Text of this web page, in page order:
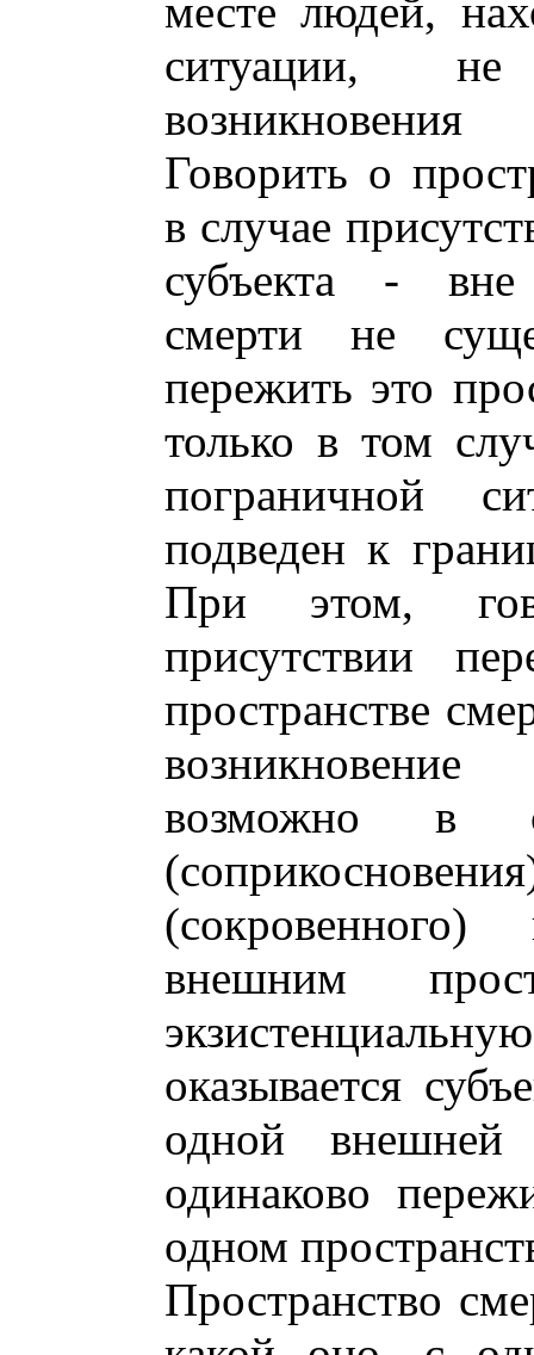
месте людей,
ситуации, не
Говорить о
в случае
субъекта - вне
смерти не
пережить это
только в том
пограничной
подведен к
При этом,
присутствии
пространстве
возможно в
внешним
оказывается
одной внешней
одинаково
одном
Пространство